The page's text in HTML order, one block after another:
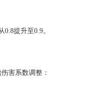
提升至0.9。
害系数调整：